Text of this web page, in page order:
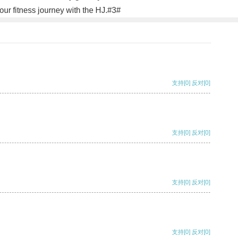
fitness journey with the HJ.#3#
支持[0] 反对[0]
支持[0] 反对[0]
支持[0] 反对[0]
支持[0] 反对[0]